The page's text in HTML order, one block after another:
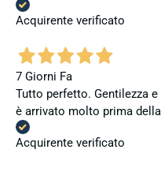
Acquirente verificato
7 Giorni Fa
Tutto perfetto. Gentilezza
è arrivato molto prima
Acquirente verificato